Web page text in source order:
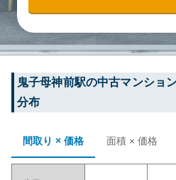
鬼子母神前駅の中古マンショ
分布
間取り × 価格 面積 × 価格